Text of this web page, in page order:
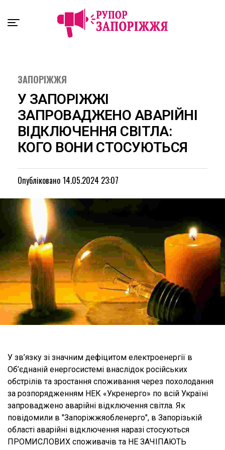
ЗАПОРІЖЖЯ
У ЗАПОРІЖЖІ
ЗАПРОВАДЖЕНО АВАРІЙНІ
ВІДКЛЮЧЕННЯ СВІТЛА:
КОГО ВОНИ СТОСУЮТЬСЯ
Опубліковано 14.05.2024 23:07
У зв’язку зі значним дефіцитом електроенергії в
Об’єднаній енергосистемі внаслідок російських
обстрілів та зростання споживання через похолодання
за розпорядженням НЕК «Укренерго» по всій Україні
запроваджено аварійні відключення світла. Як
повідомили в "Запоріжжяобленерго", в Запорізькій
області аварійні відключення наразі стосуються
ПРОМИСЛОВИХ споживачів та НЕ ЗАЧІПАЮТЬ
Exit mobile version